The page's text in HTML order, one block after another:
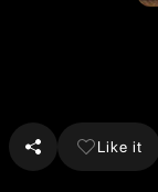
Like it